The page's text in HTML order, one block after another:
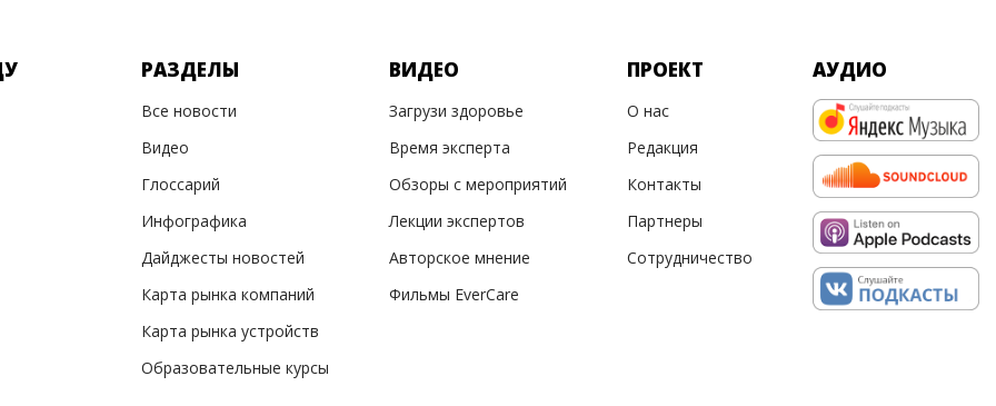
РАЗДЕЛЫ
Все новости
Видео
Глоссарий
Инфографика
Дайджесты новостей
Карта рынка компаний
Карта рынка устройств
Образовательные курсы
ВИДЕО
Загрузи здоровье
Время эксперта
Обзоры с мероприятий
Лекции экспертов
Авторское мнение
Фильмы EverCare
ПРОЕКТ
О нас
Редакция
Контакты
Партнеры
Сотрудничество
АУДИО